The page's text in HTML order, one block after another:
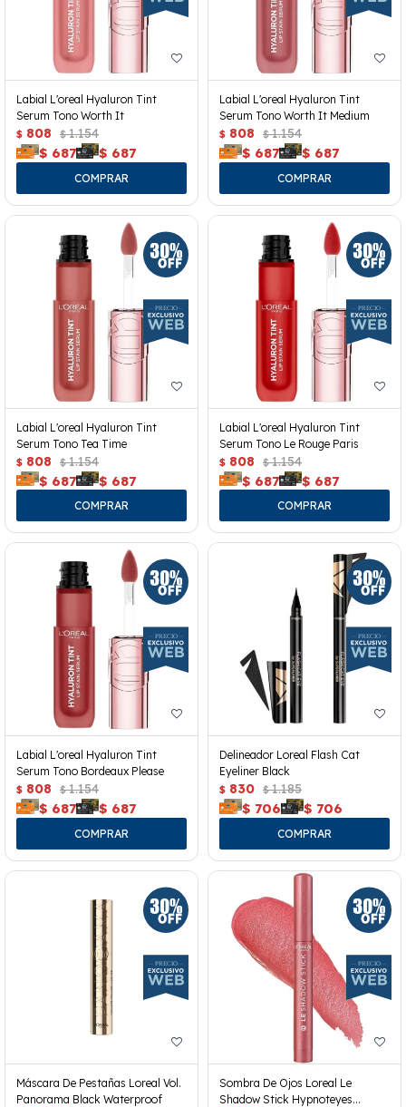
Labial L'oreal Hyaluron Tint
Serum Tono Worth It
$ 808 $ 1.154
$ 687 $ 687
Labial L'oreal Hyaluron Tint
Serum Tono Worth It Medium
$ 808 $ 1.154
$ 687 $ 687
Labial L'oreal Hyaluron Tint
Serum Tono Tea Time
$ 808 $ 1.154
$ 687 $ 687
Labial L'oreal Hyaluron Tint
Serum Tono Le Rouge Paris
$ 808 $ 1.154
$ 687 $ 687
Labial L'oreal Hyaluron Tint
Serum Tono Bordeaux Please
$ 808 $ 1.154
$ 687 $ 687
Delineador Loreal Flash Cat
Eyeliner Black
$ 830 $ 1.185
$ 706 $ 706
Máscara De Pestañas Loreal Vol.
Panorama Black Waterproof
Sombra De Ojos Loreal Le
Shadow Stick Hypnoteyes